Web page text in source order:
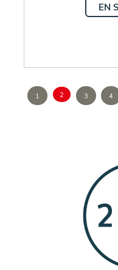
EN
1 2 3 4